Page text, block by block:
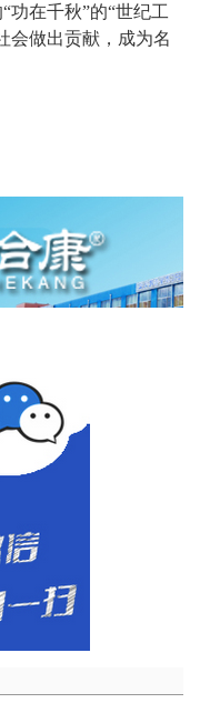
功在千秋”的“世纪工
会做出贡献，成为名